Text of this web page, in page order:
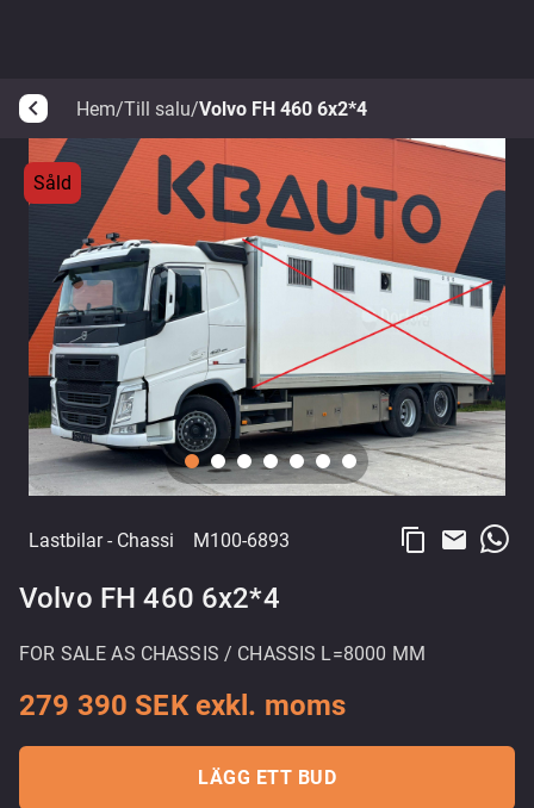
arrow_back_ios Hem/Till salu/Volvo FH 460 6x2*4
Såld
Lastbilar- Chassi M100-6893 content_copy email
Volvo FH 460 6x2*4
FOR SALE AS CHASSIS / CHASSIS L=8000 MM
279 390 SEK exkl. moms
LÄGG ETT BUD